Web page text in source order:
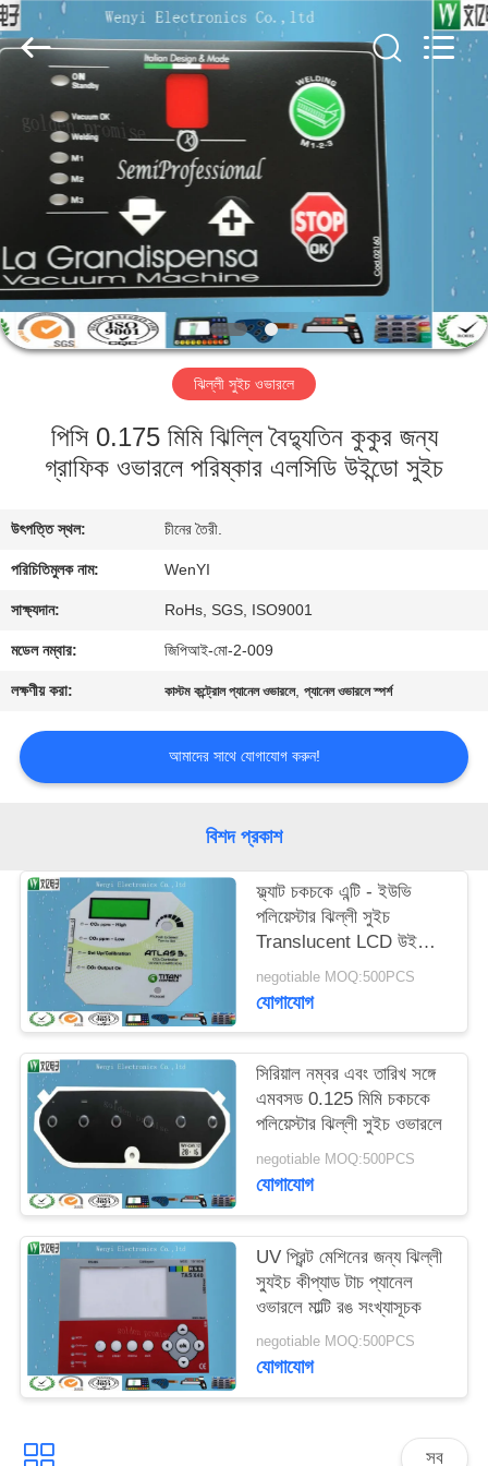
বাড়ি
আমাদের
সম্পর্কে
কারখানা
যোগাযোগ
করুন
উদ্ধৃতির
আবেদন
ম্যাপ
PRIVACY
POLICY
Jinyuanhang
Electronic
Technology
Co.,
ঝিল্লী সুইচ ওভারলে
পিসি 0.175 মিমি ঝিল্লি বৈদ্যুতিন কুকুর জন্য
গ্রাফিক ওভারলে পরিষ্কার এলসিডি উইন্ডো সুইচ
উৎপত্তি স্থল: চীনের তৈরী.
পরিচিতিমুলক নাম: WenYI
সাক্ষ্যদান: RoHs, SGS, ISO9001
মডেল নম্বার: জিপিআই-মো-2-009
লক্ষণীয় করা: কাস্টম কন্ট্রোল প্যানেল ওভারলে,প্যানেল ওভারলে স্পর্শ
আমাদের সাথে যোগাযোগ করুন!
বিশদ প্রকাশ
ফ্ল্যাট চকচকে এন্টি - ইউভি
পলিয়েস্টার ঝিল্লী সুইচ
Translucent LCD উইন্ডো
ওভারলে ধীরে ধীরে রঙ 0.125
মিমি
negotiable MOQ:500PCS
যোগাযোগ
সিরিয়াল নম্বর এবং তারিখ সঙ্গে
এমবসড 0.125 মিমি চকচকে
পলিয়েস্টার ঝিল্লী সুইচ ওভারলে
negotiable MOQ:500PCS
যোগাযোগ
UV প্রিন্ট মেশিনের জন্য ঝিল্লী
স্যুইচ কীপ্যাড টাচ প্যানেল
ওভারলে মাল্টি রঙ সংখ্যাসূচক
negotiable MOQ:500PCS
যোগাযোগ
সব